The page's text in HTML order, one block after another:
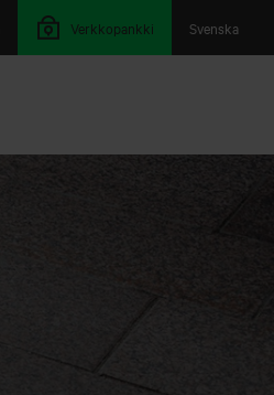
Svenska
Verkkopankki